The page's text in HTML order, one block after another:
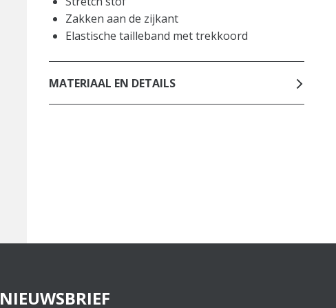
Zakken aan de zijkant
Elastische tailleband met trekkoord
MATERIAAL EN DETAILS
NIEUWSBRIEF